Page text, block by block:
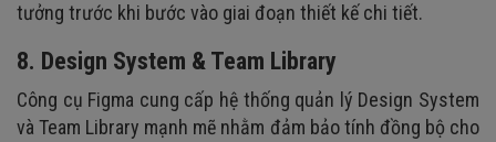
tưởng trước khi bước vào giai đoạn thiết kế chi tiết.
8. Design System & Team Library
Công cụ Figma cung cấp hệ thống quản lý Design System
và Team Library mạnh mẽ nhằm đảm bảo tính đồng bộ cho